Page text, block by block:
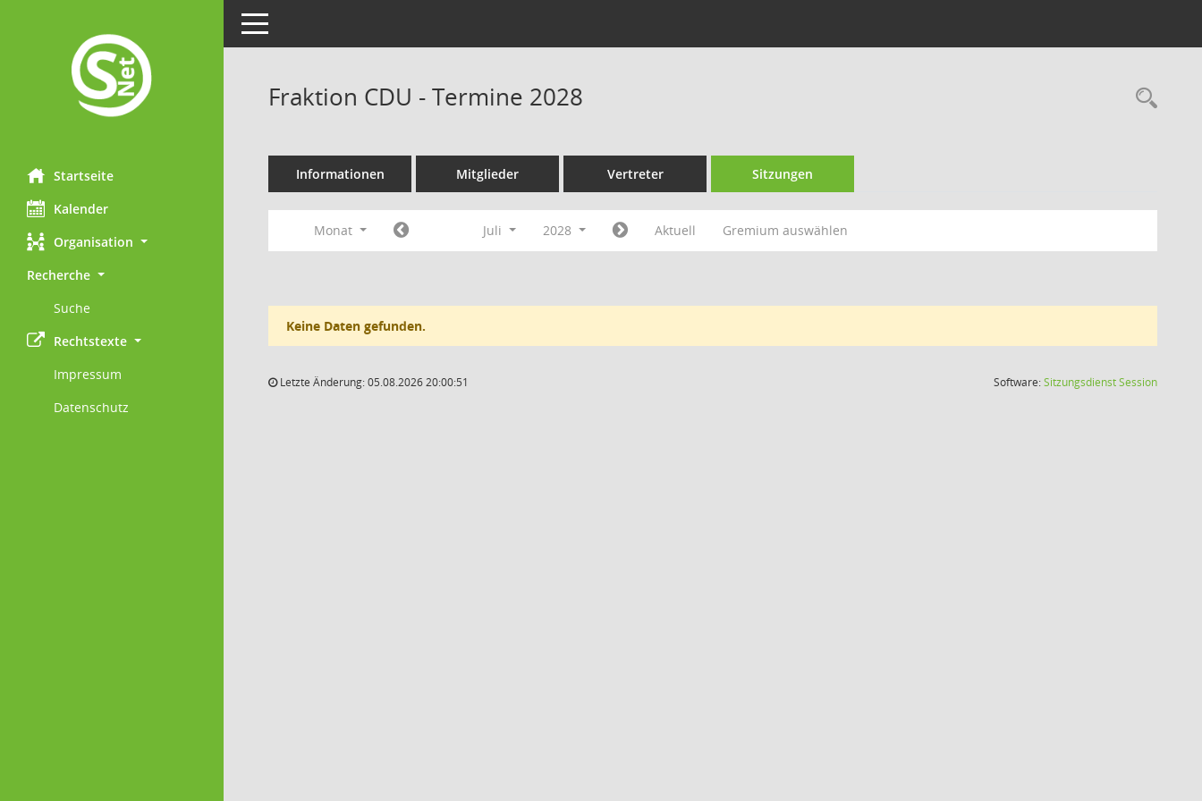
Startseite
Kalender
Organisation
Recherche
Suche
Rechtstexte
Impressum
Datenschutz
Toggle navigation
Fraktion CDU - Termine 2028
Informationen Mitglieder Vertreter Sitzungen
Monat Juli 2028 Aktuell Gremium auswählen
Keine Daten gefunden.
Letzte Änderung: 05.08.2026 20:00:51 Software:SitzungsdienstSession(Wird in